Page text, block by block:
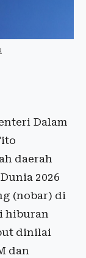
Dalam
daerah
2026
(nobar) di
hiburan
dinilai
dan